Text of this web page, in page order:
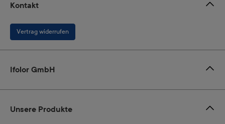
Kontakt
Vertrag widerrufen
Ifolor GmbH
Unsere Produkte